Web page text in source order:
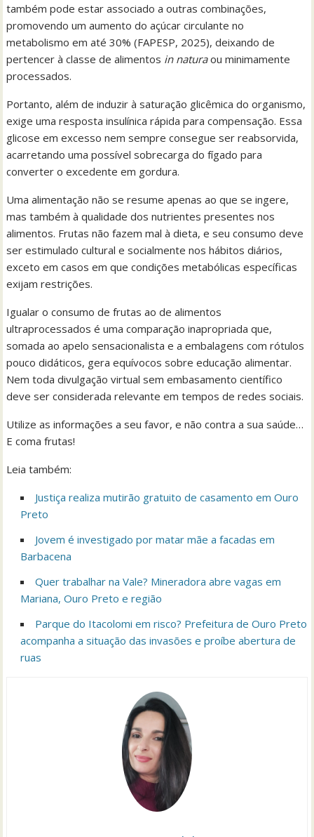
também pode estar associado a outras combinações,
promovendo um aumento do açúcar circulante no
metabolismo em até 30% (FAPESP, 2025), deixando de
pertencer à classe de alimentos in naturaou minimamente
processados.
Portanto, além de induzir à saturação glicêmica do organismo,
exige uma resposta insulínica rápida para compensação. Essa
glicose em excesso nem sempre consegue ser reabsorvida,
acarretando uma possível sobrecarga do fígado para
converter o excedente em gordura.
Uma alimentação não se resume apenas ao que se ingere,
mas também à qualidade dos nutrientes presentes nos
alimentos. Frutas não fazem mal à dieta, e seu consumo deve
ser estimulado cultural e socialmente nos hábitos diários,
exceto em casos em que condições metabólicas específicas
exijam restrições.
Igualar o consumo de frutas ao de alimentos
ultraprocessados é uma comparação inapropriada que,
somada ao apelo sensacionalista e a embalagens com rótulos
pouco didáticos, gera equívocos sobre educação alimentar.
Nem toda divulgação virtual sem embasamento científico
deve ser considerada relevante em tempos de redes sociais.
Utilize as informações a seu favor, e não contra a sua saúde…
E coma frutas!
Leia também:
Justiça realiza mutirão gratuito de casamento em Ouro
Preto
Jovem é investigado por matar mãe a facadas em
Barbacena
Quer trabalhar na Vale? Mineradora abre vagas em
Mariana, Ouro Preto e região
Parque do Itacolomi em risco? Prefeitura de Ouro Preto
acompanha a situação das invasões e proíbe abertura de
ruas